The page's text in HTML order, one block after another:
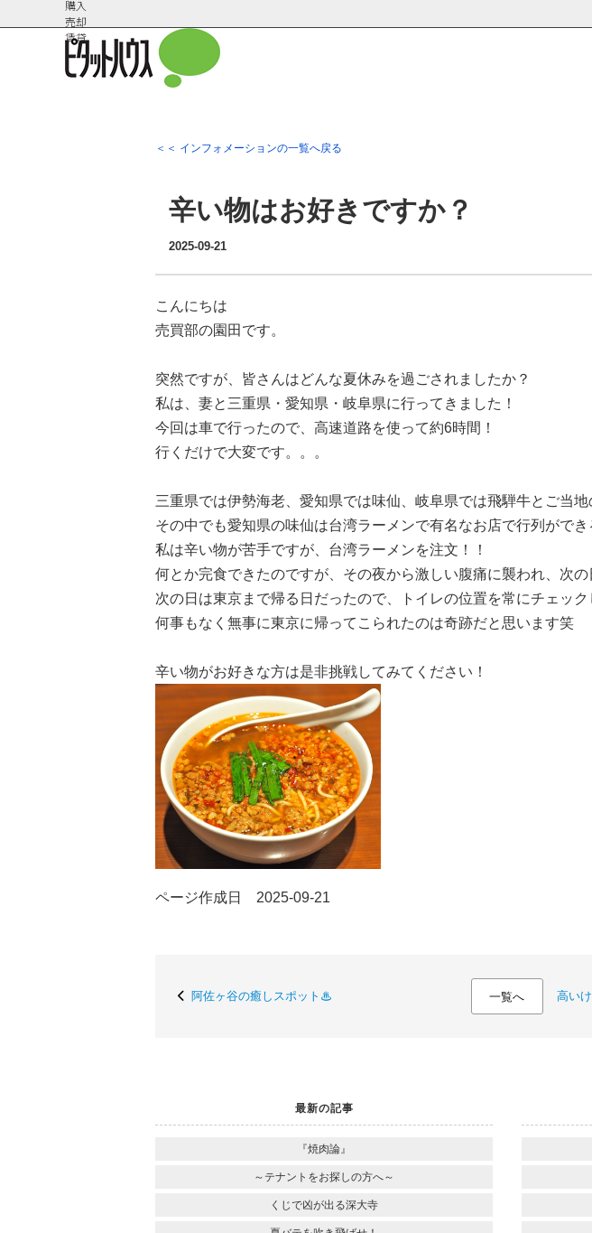
購入
売却
賃貸
介
報
＜＜ インフォメーションの一覧へ戻る
辛い物はお好きですか？
2025-09-21
こんにちは
売買部の園田です。
突然ですが、皆さんはどんな夏休みを過ごされましたか？
私は、妻と三重県・愛知県・岐阜県に行ってきました！
今回は車で行ったので、高速道路を使って約6時間！
行くだけで大変です。。。
三重県では伊勢海老、愛知県では味仙、岐阜県では飛騨牛とご当地
その中でも愛知県の味仙は台湾ラーメンで有名なお店で行列ができ
私は辛い物が苦手ですが、台湾ラーメンを注文！！
何とか完食できたのですが、その夜から激しい腹痛に襲われ、次
次の日は東京まで帰る日だったので、トイレの位置を常にチェック
何事もなく無事に東京に帰ってこられたのは奇跡だと思います笑
辛い物がお好きな方は是非挑戦してみてください！
ページ作成日 2025-09-21
阿佐ヶ谷の癒しスポット♨ 一覧へ 高い
最新の記事
『焼肉論』
～テナントをお探しの方へ～
くじで凶が出る深大寺